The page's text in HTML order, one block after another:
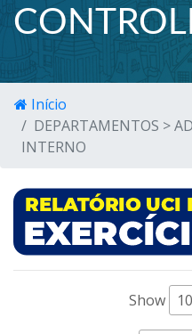
Início
DEPARTAMENTOS >
INTERNO
Show